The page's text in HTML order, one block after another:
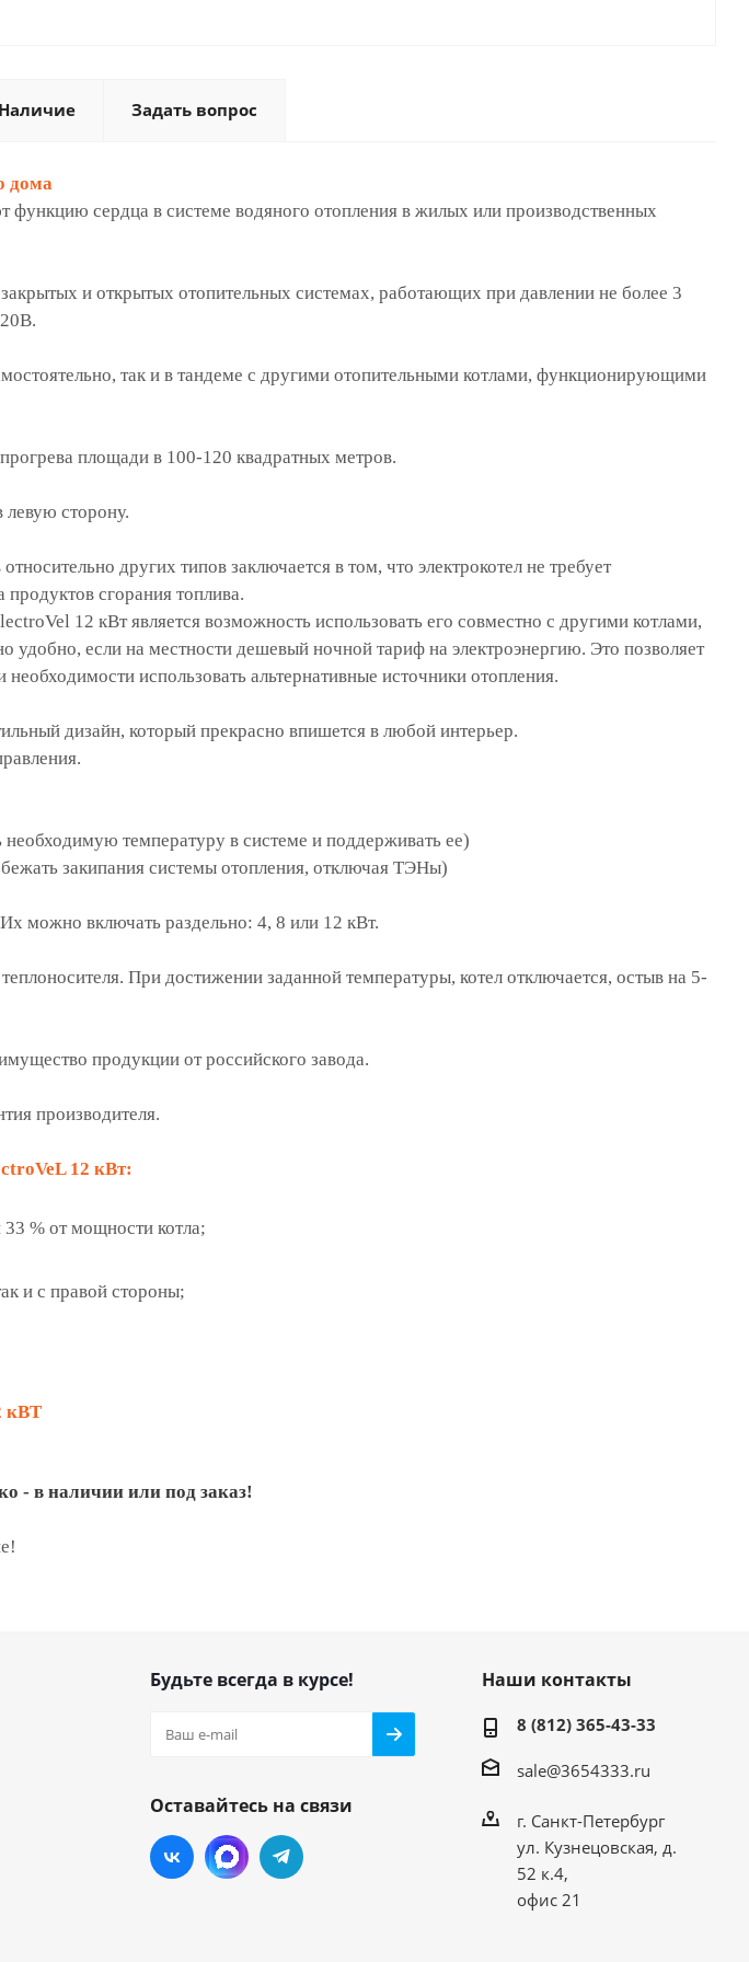
Наличие Задать вопрос
дома
функцию сердца в системе водяного отопления в жилых или производственных
и открытых отопительных системах, работающих при давлении не более 3
так и в тандеме с другими отопительными котлами, функционирующими
площади в 100-120 квадратных метров.
левую сторону.
других типов заключается в том, что электрокотел не требует
сгорания топлива.
12 кВт является возможность использовать его совместно с другими котлами,
если на местности дешевый ночной тариф на электроэнергию. Это позволяет
использовать альтернативные источники отопления.
дизайн, который прекрасно впишется в любой интерьер.
необходимую температуру в системе и поддерживать ее)
закипания системы отопления, отключая ТЭНы)
можно включать раздельно: 4, 8 или 12 кВт.
При достижении заданной температуры, котел отключается, остыв на 5-
продукции от российского завода.
производителя.
12 кВт:
% от мощности котла;
и с правой стороны;
кВТ
- в наличии или под заказ!
Будьте всегда в курсе!
Оставайтесь на связи
Наши контакты
8 (812) 365-43-33
sale@3654333.ru
г. Санкт-Петербург
ул. Кузнецовская, д.
52 к.4,
офис 21